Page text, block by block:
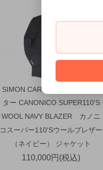
SIMON CARTER サイモンカー
ター CANONICO SUPER110'S
WOOL NAVY BLAZER カノニ
コスーパー110'Sウールブレザー
（ネイビー） ジャケット
110,000円(税込)